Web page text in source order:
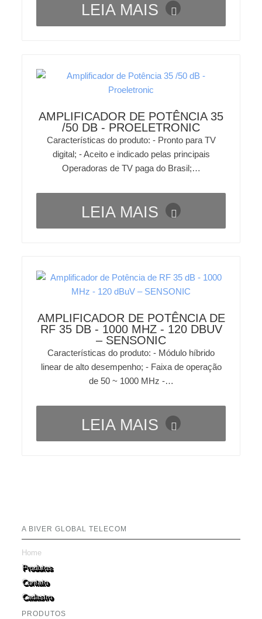
LEIA MAIS
AMPLIFICADOR DE POTÊNCIA 35
/50 DB - PROELETRONIC
Características do produto: - Pronto para TV
digital; - Aceito e indicado pelas principais
Operadoras de TV paga do Brasil;…
LEIA MAIS
AMPLIFICADOR DE POTÊNCIA DE
RF 35 DB - 1000 MHZ - 120 DBUV
– SENSONIC
Características do produto: - Módulo híbrido
linear de alto desempenho; - Faixa de operação
de 50 ~ 1000 MHz -…
LEIA MAIS
A BIVER GLOBAL TELECOM
Home
Produtos
Contato
Cadastro
PRODUTOS